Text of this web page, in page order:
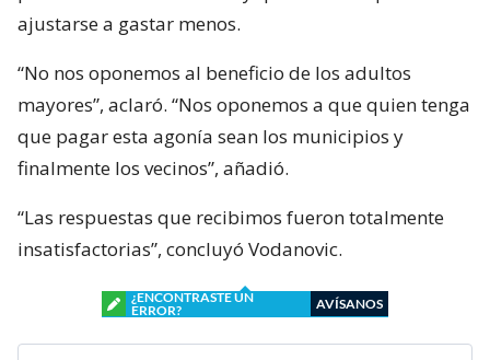
ajustarse a gastar menos.
“No nos oponemos al beneficio de los adultos
mayores”, aclaró. “Nos oponemos a que quien tenga
que pagar esta agonía sean los municipios y
finalmente los vecinos”, añadió.
“Las respuestas que recibimos fueron totalmente
insatisfactorias”, concluyó Vodanovic.
¿ENCONTRASTE UN
ERROR?
AVÍSANOS